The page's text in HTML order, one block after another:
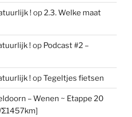
! op 2.3. Welke maat
! op Podcast #2 –
! opTegeltjes fietsen
– Wenen ~ Etappe 20
Σ1457km]